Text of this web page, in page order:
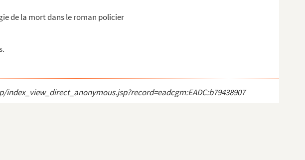
de la mort dans le roman policier